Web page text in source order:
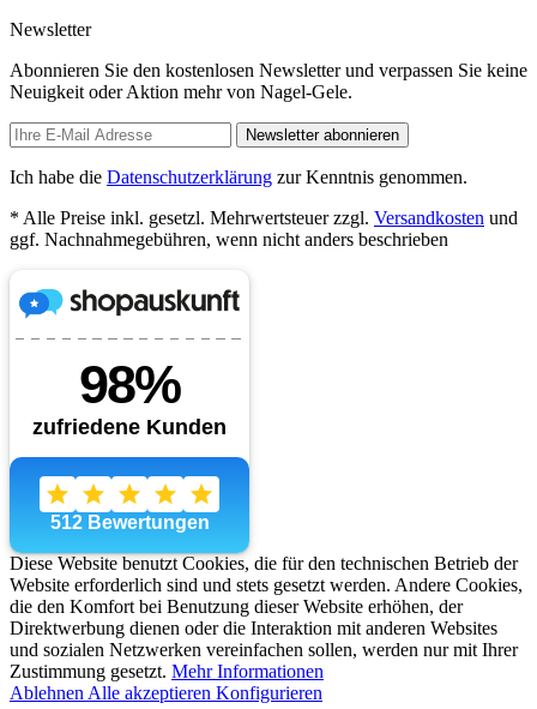
Newsletter
Abonnieren Sie den kostenlosen Newsletter und verpassen Sie keine
Neuigkeit oder Aktion mehr von Nagel-Gele.
Newsletter abonnieren
Ich habe die Datenschutzerklärung zur Kenntnis genommen.
* Alle Preise inkl. gesetzl. Mehrwertsteuer zzgl. Versandkosten und
ggf. Nachnahmegebühren, wenn nicht anders beschrieben
Diese Website benutzt Cookies, die für den technischen Betrieb der
Website erforderlich sind und stets gesetzt werden. Andere Cookies,
die den Komfort bei Benutzung dieser Website erhöhen, der
Direktwerbung dienen oder die Interaktion mit anderen Websites
und sozialen Netzwerken vereinfachen sollen, werden nur mit Ihrer
Zustimmung gesetzt. Mehr Informationen
Ablehnen Alle akzeptieren Konfigurieren